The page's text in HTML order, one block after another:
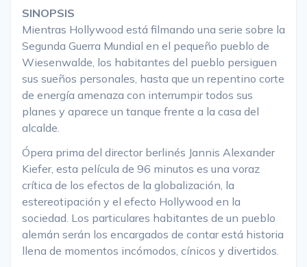
SINOPSIS
Mientras Hollywood está filmando una serie sobre la
Segunda Guerra Mundial en el pequeño pueblo de
Wiesenwalde, los habitantes del pueblo persiguen
sus sueños personales, hasta que un repentino corte
de energía amenaza con interrumpir todos sus
planes y aparece un tanque frente a la casa del
alcalde.
Ópera prima del director berlinés Jannis Alexander
Kiefer, esta película de 96 minutos es una voraz
crítica de los efectos de la globalización, la
estereotipación y el efecto Hollywood en la
sociedad. Los particulares habitantes de un pueblo
alemán serán los encargados de contar está historia
llena de momentos incómodos, cínicos y divertidos.